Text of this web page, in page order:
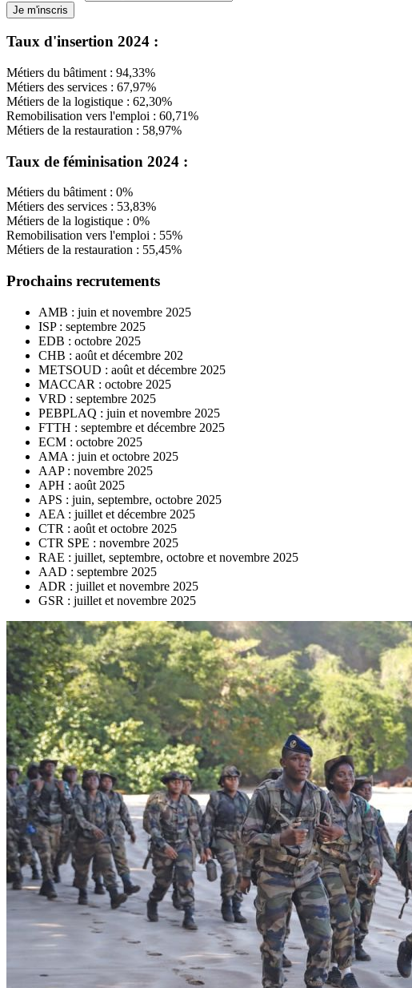
Je m'inscris
Taux d'insertion 2024 :
Métiers du bâtiment : 94,33%
Métiers des services : 67,97%
Métiers de la logistique : 62,30%
Remobilisation vers l'emploi : 60,71%
Métiers de la restauration : 58,97%
Taux de féminisation 2024 :
Métiers du bâtiment : 0%
Métiers des services : 53,83%
Métiers de la logistique : 0%
Remobilisation vers l'emploi : 55%
Métiers de la restauration : 55,45%
Prochains recrutements
AMB : juin et novembre 2025
ISP : septembre 2025
EDB : octobre 2025
CHB : août et décembre 202
METSOUD : août et décembre 2025
MACCAR : octobre 2025
VRD : septembre 2025
PEBPLAQ : juin et novembre 2025
FTTH : septembre et décembre 2025
ECM : octobre 2025
AMA : juin et octobre 2025
AAP : novembre 2025
APH : août 2025
APS : juin, septembre, octobre 2025
AEA : juillet et décembre 2025
CTR : août et octobre 2025
CTR SPE : novembre 2025
RAE : juillet, septembre, octobre et novembre 2025
AAD : septembre 2025
ADR : juillet et novembre 2025
GSR : juillet et novembre 2025